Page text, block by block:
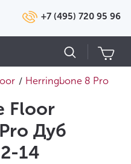
+7 (495) 720 95 96
/ Herringbone 8 Pro
Floor
Дуб
14